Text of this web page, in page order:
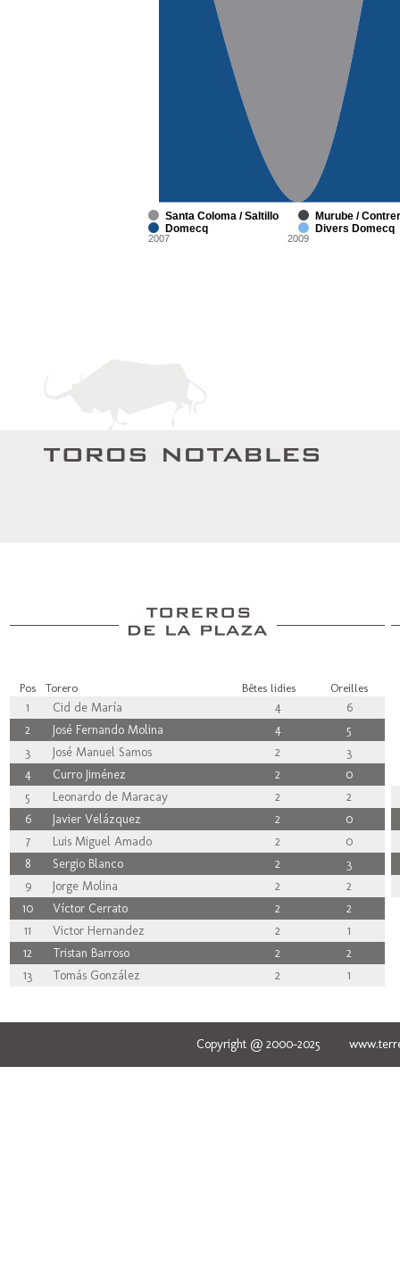
Santa Coloma / Saltillo
Murube /
Domecq
Divers Domecq
2007 2009
Pos Torero Bêtes lidies Oreilles
1 Cid de María 4
6
2
José Fernando Molina 4
5
3
José Manuel Samos 2
3
4
Curro Jiménez 2
0
5
Leonardo de Maracay 2
2
6
Javier Velázquez 2
0
7
Luis Miguel Amado 2
0
8
Sergio Blanco 2
3
9
Jorge Molina 2
2
10
Víctor Cerrato 2
2
11
Victor Hernandez 2
1
12
Tristan Barroso 2
2
13
Tomás González 2 1
Copyright @ 2000-2025